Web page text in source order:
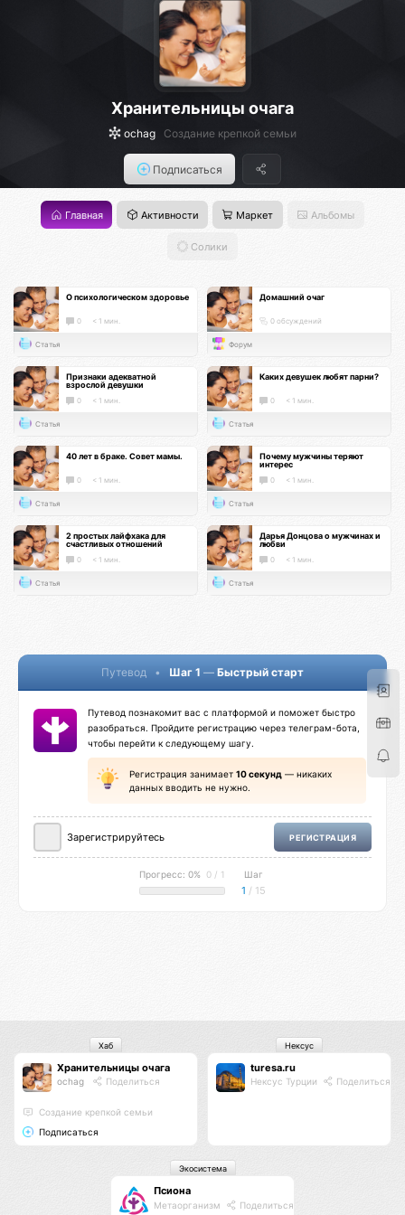
Хранительницы очага
ochag Создание крепкой семьи
Подписаться
Главная Активности Маркет Альбомы
Солики
О психологическом здоровье
0 < 1 мин.
Статья
Домашний очаг
0 обсуждений
Форум
Признаки адекватной
взрослой девушки
0 < 1 мин.
Статья
Каких девушек любят парни?
0 < 1 мин.
Статья
40 лет в браке. Совет мамы.
0 < 1 мин.
Статья
Почему мужчины теряют
интерес
0 < 1 мин.
Статья
2 простых лайфхака для
счастливых отношений
0 < 1 мин.
Статья
Дарья Донцова о мужчинах и
любви
0 < 1 мин.
Статья
Путевод • Шаг 1 — Быстрый старт
Путевод познакомит вас с платформой и поможет быстро
разобраться. Пройдите регистрацию через телеграм-бота,
чтобы перейти к следующему шагу.
Регистрация занимает 10 секунд — никаких
данных вводить не нужно.
Зарегистрируйтесь РЕГИСТРАЦИЯ
Прогресс: 0% 0 / 1 Шаг
1 / 15
Хранительницы очага
ochag Поделиться
Создание крепкой семьи
Подписаться
Хаб
turesa.ru
Нексус Турции Поделиться
Нексус
Псиона
Метаорганизм Поделиться
Экосистема